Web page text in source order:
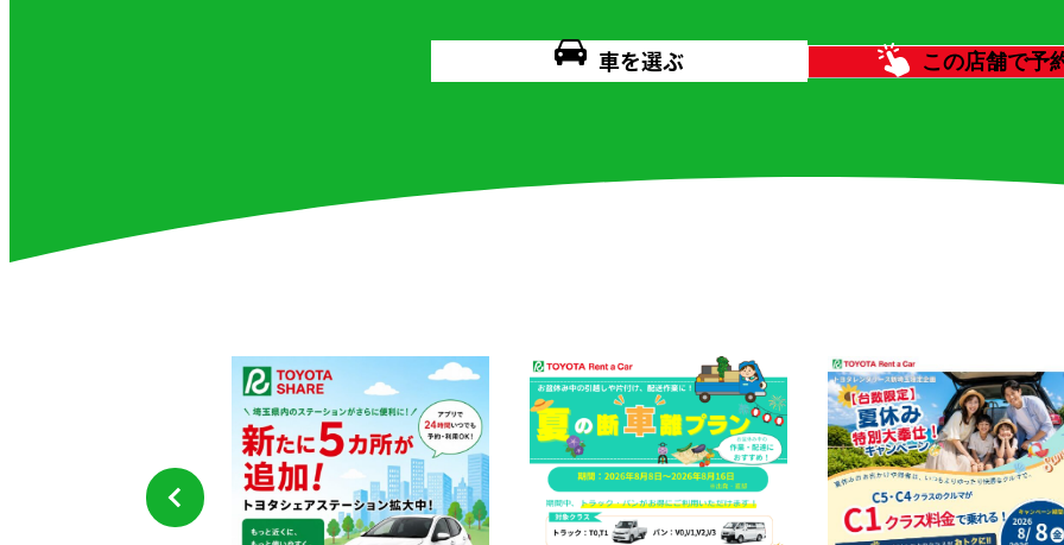
車を選ぶ この店舗で予